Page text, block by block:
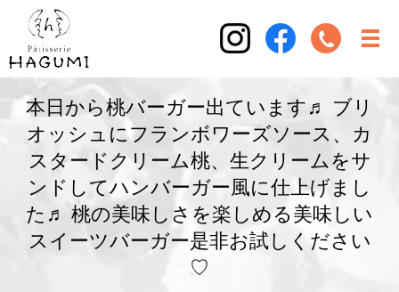
本日から桃バーガー出ています♬ ブリ
オッシュにフランボワーズソース、カ
スタードクリーム桃、生クリームをサ
ンドしてハンバーガー風に仕上げまし
た♬ 桃の美味しさを楽しめる美味しい
スイーツバーガー是非お試しください
♡